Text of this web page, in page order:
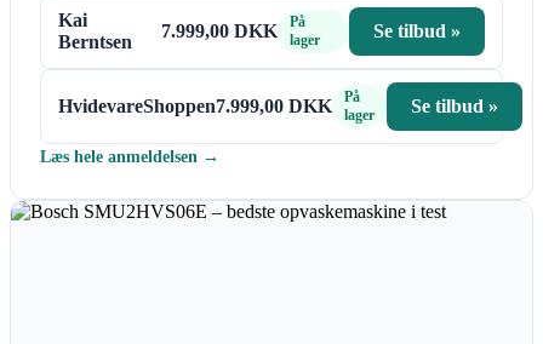
Kai
Berntsen
7.999,00 DKK
På
lager
Se tilbud »
HvidevareShoppen7.999,00 DKK
På
lager
Se tilbud »
Læs hele anmeldelsen →